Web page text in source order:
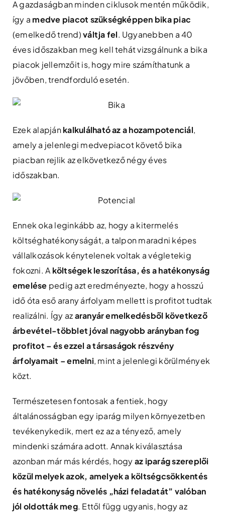
A gazdaságban minden ciklusok mentén működik,
így a medve piacot szükségképpen bika piac
(emelkedő trend)váltja fel. Ugyanebben a 40
éves időszakban meg kell tehát vizsgálnunk a bika
piacok jellemzőit is, hogy mire számíthatunk a
jövőben, trendforduló esetén.
Ezek alapjánkalkulálható az a hozampotenciál,
amely a jelenlegi medvepiacot követő bika
piacban rejlik az elkövetkező négy éves
időszakban.
Ennek oka leginkább az, hogy a kitermelés
költséghatékonyságát, a talpon maradni képes
vállalkozások kénytelenek voltak a végletekig
fokozni. A költségek leszorítása, és a hatékonyság
emelése pedig azt eredményezte, hogy a hosszú
idő óta eső arany árfolyam mellett is profitot tudtak
realizálni. Így azaranyár emelkedésből következő
árbevétel-többlet jóval nagyobb arányban fog
profitot – és ezzel a társaságok részvény
árfolyamait – emelni, mint a jelenlegi körülmények
közt.
Természetesen fontosak a fentiek, hogy
általánosságban egy iparág milyen környezetben
tevékenykedik, mert ez az a tényező, amely
mindenki számára adott. Annak kiválasztása
azonban már más kérdés, hogyaz iparág szereplői
közül melyek azok, amelyek a költségcsökkentés
és hatékonyság növelés „házi feladatát” valóban
jól oldották meg. Ettől függ ugyanis, hogy az